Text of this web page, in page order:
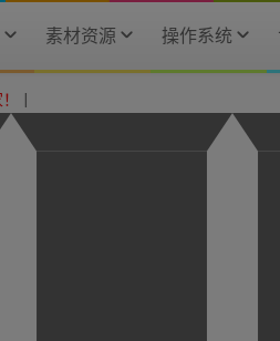
素材资源 操作系统